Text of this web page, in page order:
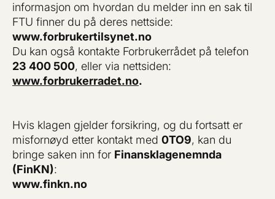
informasjon om hvordan du melder inn en sak til
FTU finner du på deres nettside:
www.forbrukertilsynet.no
Du kan også kontakte Forbrukerrådet på telefon
23 400 500, eller via nettsiden:
www.forbrukerradet.no.
Hvis klagen gjelder forsikring, og du fortsatt er
misfornøyd etter kontakt med 0TO9, kan du
bringe saken inn for Finansklagenemnda
(FinKN):
www.finkn.no